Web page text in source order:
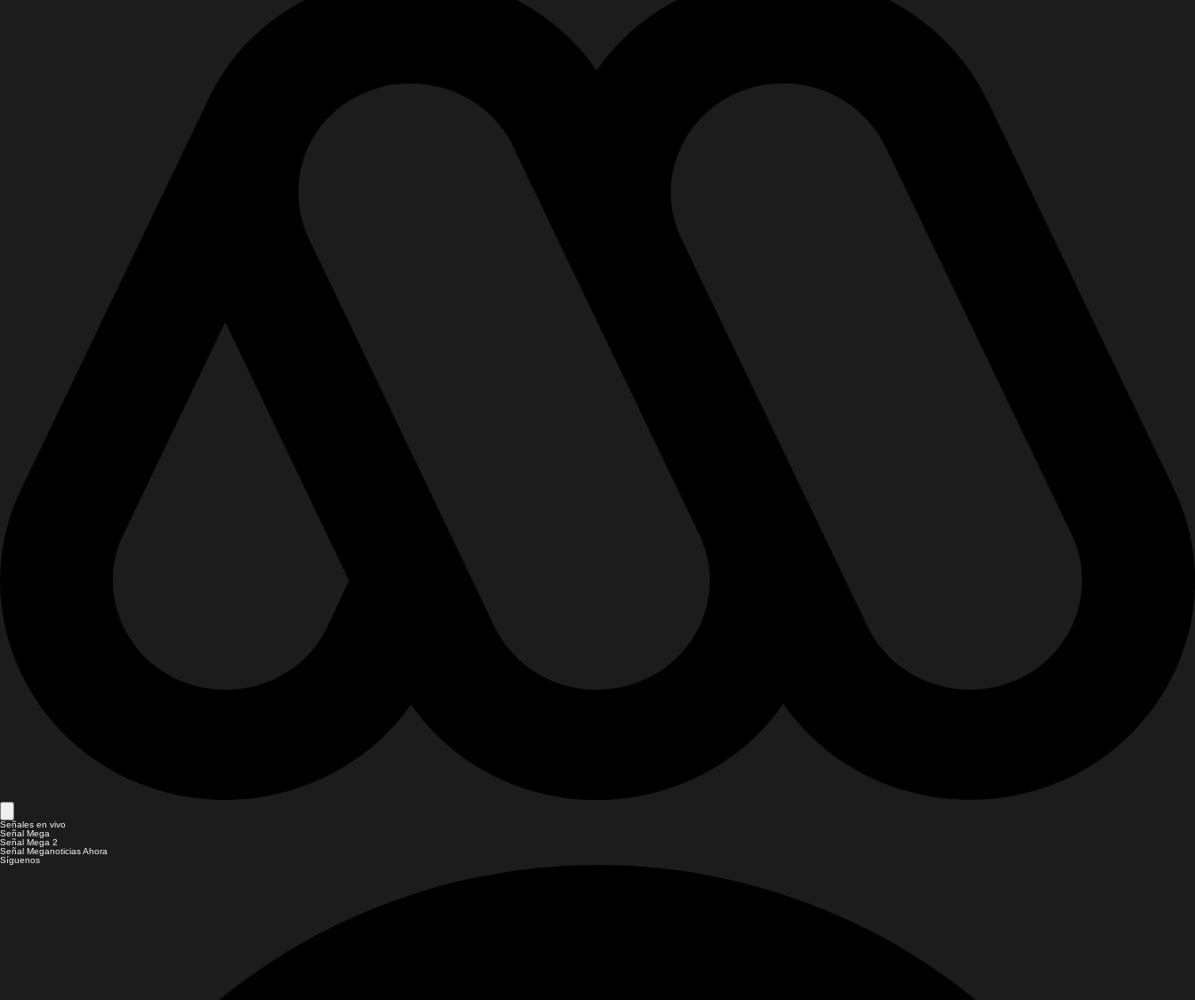
Señales en vivo
Señal Mega
Señal Mega 2
Señal Meganoticias Ahora
Síguenos